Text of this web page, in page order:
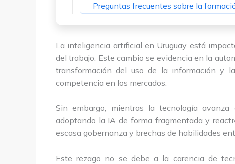
Preguntas frecuentes sobre la
La inteligencia artificial en Uruguay está
del trabajo. Este cambio se evidencia en la
transformación del uso de la información y
competencia en los mercados.
Sin embargo, mientras la tecnología avanza
adoptando la IA de forma fragmentada y
escasa gobernanza y brechas de habilidades
Este rezago no se debe a la carencia de